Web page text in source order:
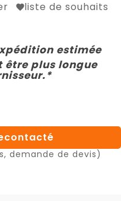
liste de souhaits
estimée
être plus longue
demande de devis)